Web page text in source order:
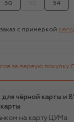
50 54
с примеркой
за первую покупку
для чёрной карты и
на карту ЦУМа